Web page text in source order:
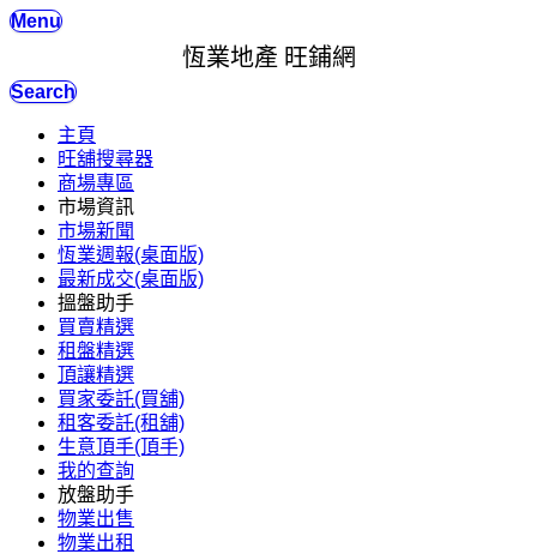
Menu
恆業地產 旺鋪網
Search
主頁
旺舖搜尋器
商場專區
市場資訊
市場新聞
恆業週報(桌面版)
最新成交(桌面版)
搵盤助手
買賣精選
租盤精選
頂讓精選
買家委託(買舖)
租客委託(租舖)
生意頂手(頂手)
我的查詢
放盤助手
物業出售
物業出租